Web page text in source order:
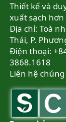
Thiết kế và
xuất sạch hơn
Địa chỉ: Toà
Thái, P.
Điện thoại:
3868.1618
Liên hệ